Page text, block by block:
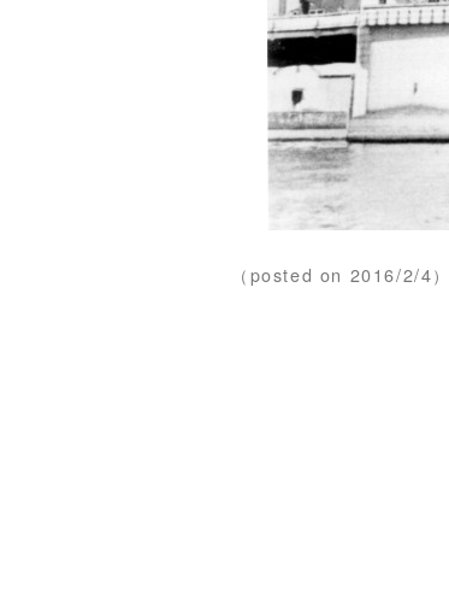
（posted on 2016/2/4）